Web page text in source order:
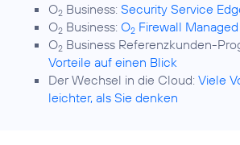
O2 Business: Security Service
O2 Business: O2 Firewall Managed
O2 Business Referenzkunden-
Vorteile auf einen Blick
Der Wechsel in die Cloud: Viele
leichter, als Sie denken